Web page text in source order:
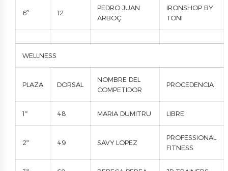
6º 12
PEDRO JUAN
ARBOÇ
IRONSHOP BY
TONI
WELLNESS
PLAZA DORSAL
NOMBRE DEL
COMPETIDOR
PROCEDENCIA
1º 48 MARIA DUMITRU LIBRE
2º 49 SAVY LOPEZ
PROFESSIONAL
FITNESS